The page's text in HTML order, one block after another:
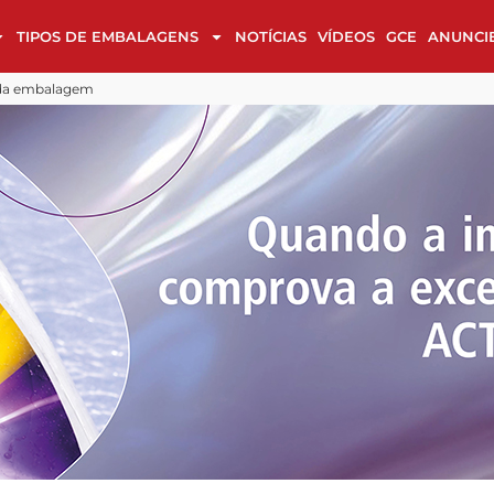
TIPOS DE EMBALAGENS NOTÍCIAS VÍDEOS GCE
em cultura, luxo e sustentabilidade
de Embalagem na reta final